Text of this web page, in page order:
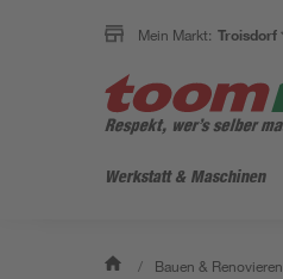
Mein Markt: Troisdorf
Werkstatt & Maschinen
/ Bauen & Renovieren